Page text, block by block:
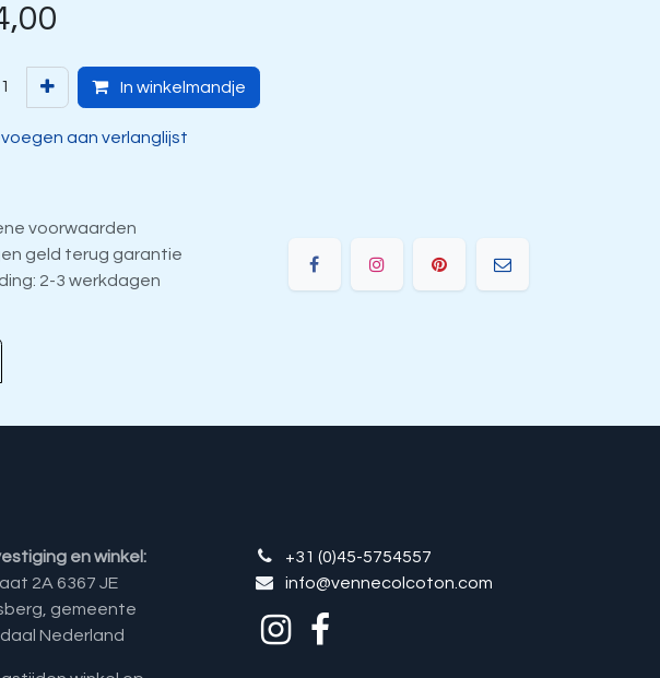
In winkelmandje
aan verlanglijst
voorwaarden
geld terug garantie
2-3 werkdagen
en winkel:
2A 6367 JE
gemeente
Nederland
+31 (0)45-5754557
info@vennecolcoton.com